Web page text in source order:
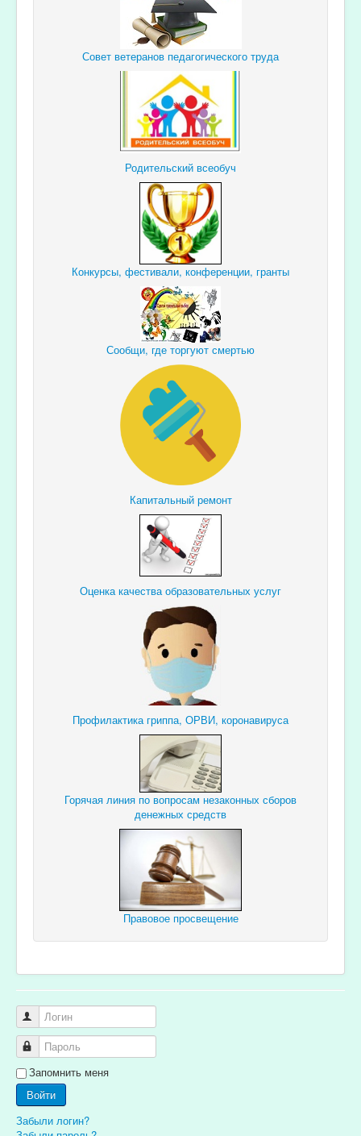
Совет ветеранов педагогического труда
Родительский всеобуч
Конкурсы, фестивали, конференции, гранты
Сообщи, где торгуют смертью
Капитальный ремонт
Оценка качества образовательных услуг
Профилактика гриппа, ОРВИ, коронавируса
Горячая линия по вопросам незаконных сборов
денежных средств
Правовое просвещение
Логин
Пароль
Запомнить меня
Войти
Забыли логин?